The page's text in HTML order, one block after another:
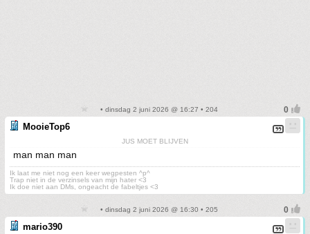
• dinsdag 2 juni 2026 @ 16:27 • 204
MooieTop6
JUS MOET BLIJVEN
man man man
Ik laat me niet nog een keer wegpesten ^p^
Trap niet in de verzinsels van mijn hater <3
Ik doe niet aan DMs, ongeacht de fabeltjes <3
• dinsdag 2 juni 2026 @ 16:30 • 205
mario390